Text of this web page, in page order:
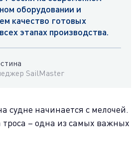
оборудовании и
качество готовых
этапах производства.
SailMaster
судне начинается с мелочей.
троса – одна из самых важных